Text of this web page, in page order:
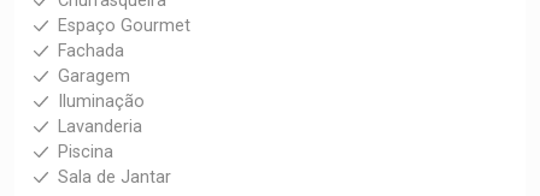
Espaço Gourmet
Fachada
Garagem
Iluminação
Lavanderia
Piscina
Sala de Jantar